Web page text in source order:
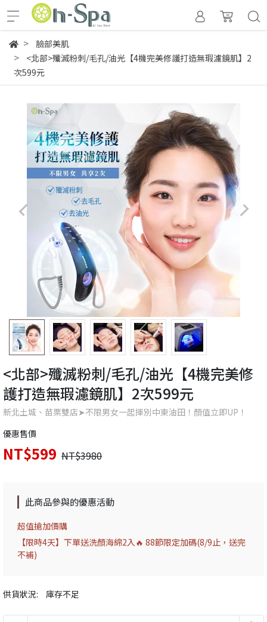
臉部美肌
<北部>殲滅粉刺/毛孔/油光【4機完美修護打造無瑕濾鏡肌】2
次599元
<北部>殲滅粉刺/毛孔/油光【4機完美修
護打造無瑕濾鏡肌】2次599元
新北土城、苗栗雙店➤不限男女一起揮別中東油田！顏值立即UP！
優惠售價
NT$599 NT$3980
供貨狀況: 庫存不足
此商品參與的優惠活動
超值搶加價購
【限時4天】下單送洗顏海綿2入🔥 88節限定加碼(8/9止，送完
不補)